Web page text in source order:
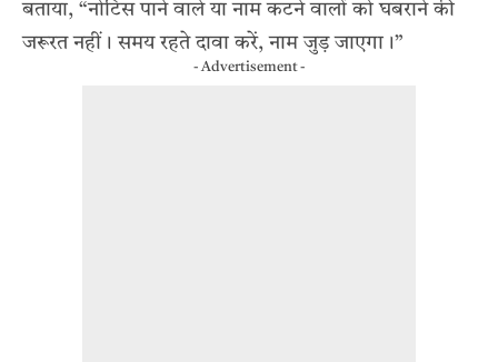
बताया, “नोटिस पाने वाले या नाम कटने वालों को घबराने की
जरूरत नहीं। समय रहते दावा करें, नाम जुड़ जाएगा।”
- Advertisement -